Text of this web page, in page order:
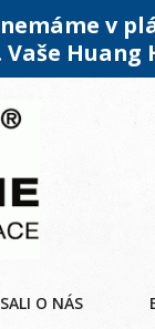
v
Huang
O NÁS